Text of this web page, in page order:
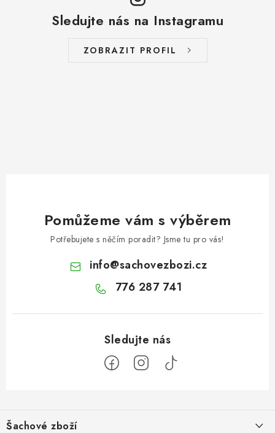
Sledujte nás na Instagramu
ZOBRAZIT PROFIL
Pomůžeme vám s výběrem
Potřebujete s něčím poradit? Jsme tu pro vás!
info@sachovezbozi.cz
776 287 741
á
Šachové zboží